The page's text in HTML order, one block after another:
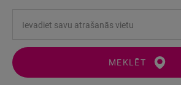
MEKLĒT